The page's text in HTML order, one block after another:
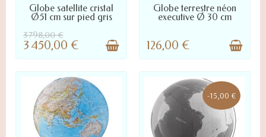
LIVRÉ SOUS 10 À 45 JOURS :
NOUS CONTACTER POUR
DÉLAI PRÉCIS
Globe satellite cristal
Ø51 cm sur pied gris
3 798,00 €
3 450,00 €
LIVRÉ SOUS 48 À 72H
Globe terrestre néon
executive Ø 30 cm
126,00 €
-15,00 €